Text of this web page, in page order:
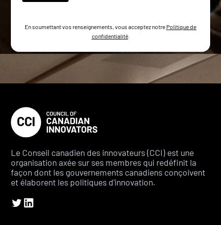
En soumettant vos renseignements, vous acceptez notre Politique de
confidentialité.
Le Conseil canadien des innovateurs (CCI) est une
organisation axée sur ses membres qui redéfinit la
façon dont les gouvernements canadiens conçoivent
et élaborent les politiques d'innovation.